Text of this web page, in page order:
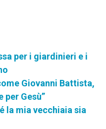
per i giardinieri e i
Giovanni Battista,
per Gesù”
la mia vecchiaia sia